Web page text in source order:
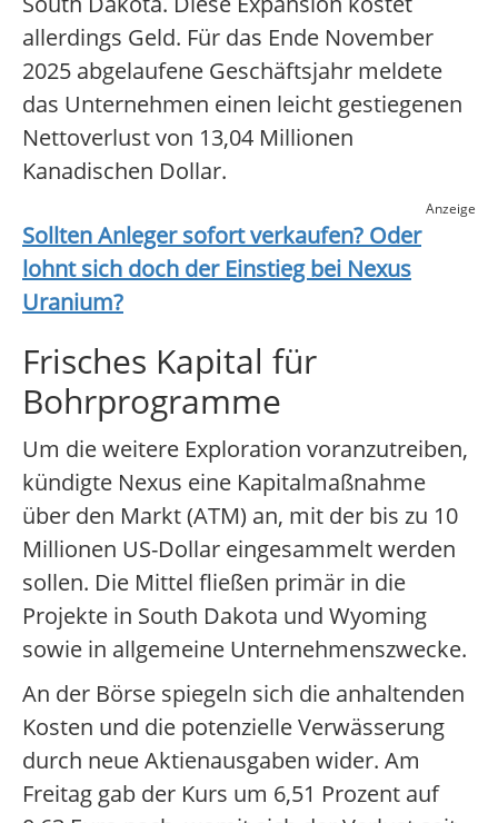
allerdings Geld. Für das Ende November
2025 abgelaufene Geschäftsjahr meldete
das Unternehmen einen leicht gestiegenen
Nettoverlust von 13,04 Millionen
Kanadischen Dollar.
Anzeige
Sollten Anleger sofort verkaufen? Oder
lohnt sich doch der Einstieg bei Nexus
Uranium?
Frisches Kapital für
Bohrprogramme
Um die weitere Exploration voranzutreiben,
kündigte Nexus eine Kapitalmaßnahme
über den Markt (ATM) an, mit der bis zu 10
Millionen US-Dollar eingesammelt werden
sollen. Die Mittel fließen primär in die
Projekte in South Dakota und Wyoming
sowie in allgemeine Unternehmenszwecke.
An der Börse spiegeln sich die anhaltenden
Kosten und die potenzielle Verwässerung
durch neue Aktienausgaben wider. Am
Freitag gab der Kurs um 6,51 Prozent auf